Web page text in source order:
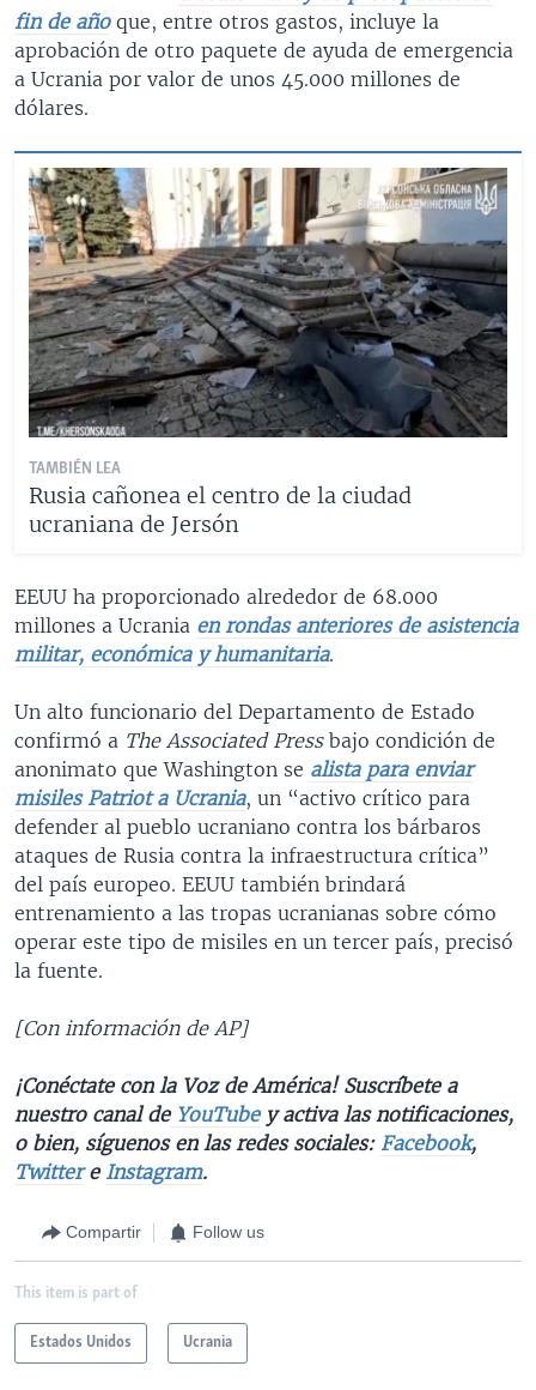
fin de añoque, entre otros gastos, incluye la
aprobación de otro paquete de ayuda de emergencia
a Ucrania por valor de unos 45.000 millones de
dólares.
TAMBIÉN LEA
Rusia cañonea el centro de la ciudad
ucraniana de Jersón
EEUU ha proporcionado alrededor de 68.000
millones a Ucrania en rondas anteriores de asistencia
militar, económica y humanitaria.
Un alto funcionario del Departamento de Estado
confirmó a The Associated Pressbajo condición de
anonimato que Washington se alista para enviar
misiles Patriot a Ucrania, un “activo crítico para
defender al pueblo ucraniano contra los bárbaros
ataques de Rusia contra la infraestructura crítica”
del país europeo. EEUU también brindará
entrenamiento a las tropas ucranianas sobre cómo
operar este tipo de misiles en un tercer país, precisó
la fuente.
[Con información de AP]
¡Conéctate con la Voz de América! Suscríbete a
nuestro canal deYouTubey activa las notificaciones,
o bien, síguenos en las redes sociales: Facebook,
Twittere Instagram.
Compartir Follow us
This item is part of
Estados Unidos Ucrania